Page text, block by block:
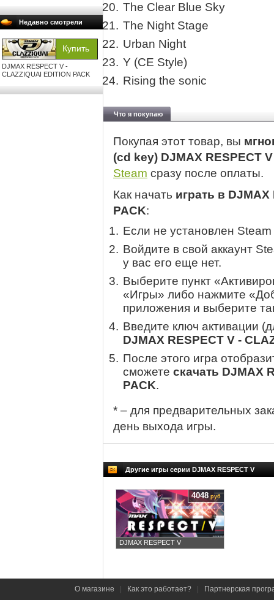
Недавно смотрели
DJMAX RESPECT V -
CLAZZIQUAI EDITION PACK
The Clear Blue Sky
The Night Stage
Urban Night
Y (CE Style)
Rising the sonic
Что я покупаю
Покупая этот товар, вы
(cd key) DJMAX RESPECT
Steam сразу после оплаты.
Как начать играть в DJMAX
PACK:
Если не установлен
Войдите в свой аккаунт
у вас его еще нет.
Выберите пункт
«Игры» либо нажмите
приложения и выберите
Введите ключ активации
DJMAX RESPECT V -
После этого игра
сможете скачать DJMAX
PACK.
* – для предварительных
день выхода игры.
Другие игры серии DJMAX RESPECT V
DJMAX RESPECT V
4048 руб
О магазине Как это работает? Партнерская